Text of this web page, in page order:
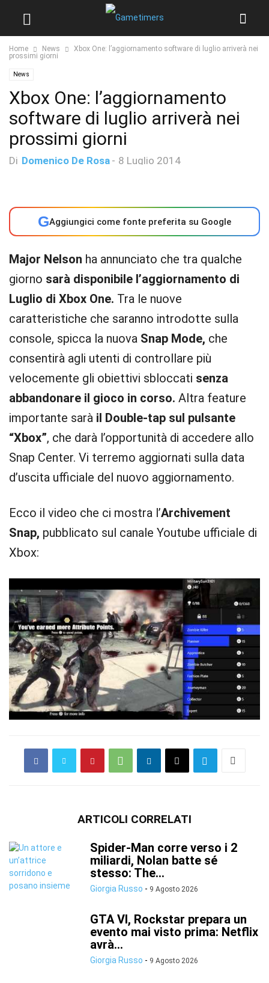
Home News
Xbox One: l’aggiornamento software di luglio arriverà nei
prossimi giorni
News
Xbox One: l’aggiornamento
software di luglio arriverà nei
prossimi giorni
Di Domenico De Rosa - 8 Luglio 2014
GAggiungici come fonte preferita su Google
Major Nelson ha annunciato che tra qualche
giorno sarà disponibile l’aggiornamento di
Luglio di Xbox One. Tra le nuove
caratteristiche che saranno introdotte sulla
console, spicca la nuova Snap Mode, che
consentirà agli utenti di controllare più
velocemente gli obiettivi sbloccati senza
abbandonare il gioco in corso. Altra feature
importante sarà il Double-tap sul pulsante
“Xbox”, che darà l’opportunità di accedere allo
Snap Center. Vi terremo aggiornati sulla data
d’uscita ufficiale del nuovo aggiornamento.
Ecco il video che ci mostra l’Archivement
Snap, pubblicato sul canale Youtube ufficiale di
Xbox:
ARTICOLI CORRELATI
Spider-Man corre verso i 2
miliardi, Nolan batte sé
stesso: The...
Giorgia Russo - 9 Agosto 2026
GTA VI, Rockstar prepara un
evento mai visto prima: Netflix
avrà...
Giorgia Russo - 9 Agosto 2026